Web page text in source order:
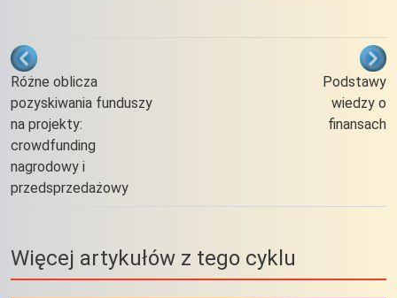
Odnośniki nawigacji książki
Różne oblicza
pozyskiwania funduszy
na projekty:
crowdfunding
nagrodowy i
przedsprzedażowy
Podstawy
wiedzy o
finansach
Więcej artykułów z tego cyklu